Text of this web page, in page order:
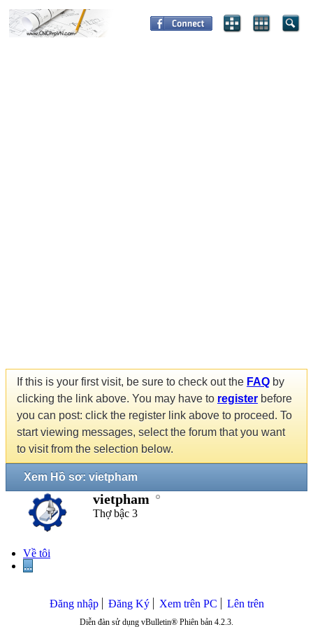
If this is your first visit, be sure to check out the FAQ by
clicking the link above. You may have to register before
you can post: click the register link above to proceed. To
start viewing messages, select the forum that you want
to visit from the selection below.
Xem Hồ sơ: vietpham
vietpham
Thợ bậc 3
Về tôi
...
Đăng nhập Đăng Ký Xem trên PC Lên trên
Diễn đàn sử dụng vBulletin® Phiên bản 4.2.3.